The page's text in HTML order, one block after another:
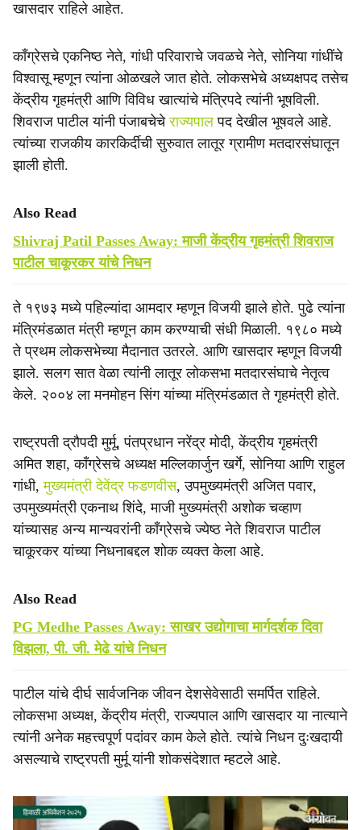
खासदार राहिले आहेत.
काँग्रेसचे एकनिष्ठ नेते, गांधी परिवाराचे जवळचे नेते, सोनिया गांधींचे
विश्वासू म्हणून त्यांना ओळखले जात होते. लोकसभेचे अध्यक्षपद तसेच
केंद्रीय गृहमंत्री आणि विविध खात्यांचे मंत्रि‍पदे त्यांनी भूषविली.
शिवराज पाटील यांनी पंजाबचेचेराज्यपालपद देखील भूषवले आहे.
त्यांच्या राजकीय कारकि‍र्दीची सुरुवात लातूर ग्रामीण मतदारसंघातून
झाली होती.
Also Read
Shivraj Patil Passes Away: माजी केंद्रीय गृहमंत्री शिवराज
पाटील चाकूरकर यांचे निधन
ते १९७३ मध्ये पहिल्यांदा आमदार म्हणून विजयी झाले होते. पुढे त्यांना
मंत्रिमंडळात मंत्री म्हणून काम करण्याची संधी मिळाली. १९८० मध्ये
ते प्रथम लोकसभेच्या मैदानात उतरले. आणि खासदार म्हणून विजयी
झाले. सलग सात वेळा त्यांनी लातूर लोकसभा मतदारसंघाचे नेतृत्व
केले. २००४ ला मनमोहन सिंग यांच्या मंत्रिमंडळात ते गृहमंत्री होते.
राष्ट्रपती द्रौपदी मुर्मू, पंतप्रधान नरेंद्र मोदी, केंद्रीय गृहमंत्री
अमित शहा, कॉंग्रेसचे अध्यक्ष मल्लिकार्जुन खर्गे, सोनिया आणि राहुल
गांधी,मुख्यमंत्री देवेंद्र फडणवीस, उपमुख्यमंत्री अजित पवार,
उपमुख्यमंत्री एकनाथ शिंदे, माजी मुख्यमंत्री अशोक चव्हाण
यांच्यासह अन्य मान्यवरांनी कॉंग्रेसचे ज्येष्ठ नेते शिवराज पाटील
चाकूरकर यांच्या निधनाबद्दल शोक व्यक्त केला आहे.
Also Read
PG Medhe Passes Away: साखर उद्योगाचा मार्गदर्शक दिवा
विझला, पी. जी. मेढे यांचे निधन
पाटील यांचे दीर्घ सार्वजनिक जीवन देशसेवेसाठी समर्पित राहिले.
लोकसभा अध्यक्ष, केंद्रीय मंत्री, राज्यपाल आणि खासदार या नात्याने
त्यांनी अनेक महत्त्वपूर्ण पदांवर काम केले होते. त्यांचे निधन दुःखदायी
असल्याचे राष्ट्रपती मुर्मू यांनी शोकसंदेशात म्हटले आहे.